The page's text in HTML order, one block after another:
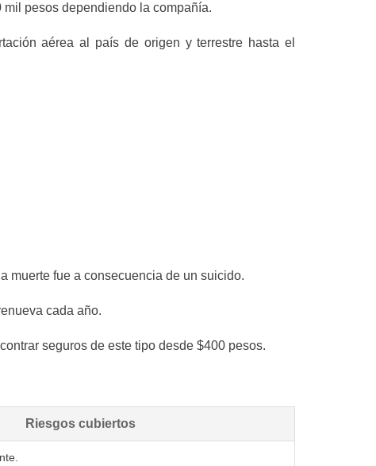
pesos dependiendo la compañía.
aérea al país de origen y terrestre hasta el
muerte fue a consecuencia de un suicido.
cada año.
seguros de este tipo desde $400 pesos.
Riesgos cubiertos